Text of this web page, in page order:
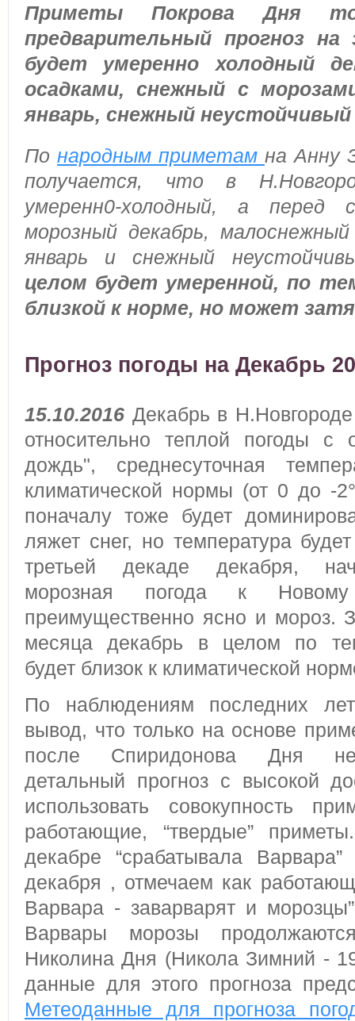
Приметы Покрова Дня
предварительный прогноз на
будет умеренно холодный
осадками, снежный с
январь, снежный
По народным приметам на Анну
получается, что в
умеренн0-холодный, а
морозный декабрь,
январь и снежный
целом будет умеренной, по
близкой к норме, но может
Прогноз погоды на Декабрь
15.10.2016 Декабрь в
относительно теплой погоды с
дождь", среднесуточная
климатической нормы (от 0 до -
поначалу тоже будет
ляжет снег, но температура
третьей декаде декабря,
морозная погода к
преимущественно ясно и мороз.
месяца декабрь в целом по
будет близок к климатической
По наблюдениям последних
вывод, что только на основе
после Спиридонова Дня
детальный прогноз с высокой
использовать совокупность
работающие, “твердые”
декабре “срабатывала
декабря , отмечаем как
Варвара - заварварят и
Варвары морозы
Николина Дня (Никола Зимний -
данные для этого прогноза
Метеоданные для прогноза